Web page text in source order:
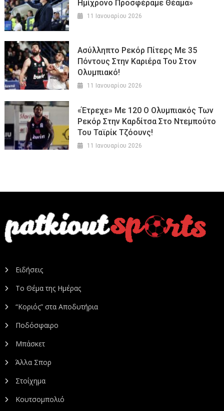
Ημίχρονο Προσφέραμε Θέαμα»
11 Ιανουαρίου 2026
Ασύλληπτο Ρεκόρ Πίτερς Με 35
Πόντους Στην Καριέρα Του Στον
Ολυμπιακό!
11 Ιανουαρίου 2026
«Έτρεχε» Με 120 Ο Ολυμπιακός Των
Ρεκόρ Στην Καρδίτσα Στο Ντεμπούτο
Του Ταϊρίκ Τζόουνς!
11 Ιανουαρίου 2026
Ειδήσεις
Το Θέμα της Ημέρας
“Κοριός” στα Αποδυτήρια
Ποδόσφαιρο
Μπάσκετ
Άλλα Σπορ
Στοίχημα
Κουτσομπολιό